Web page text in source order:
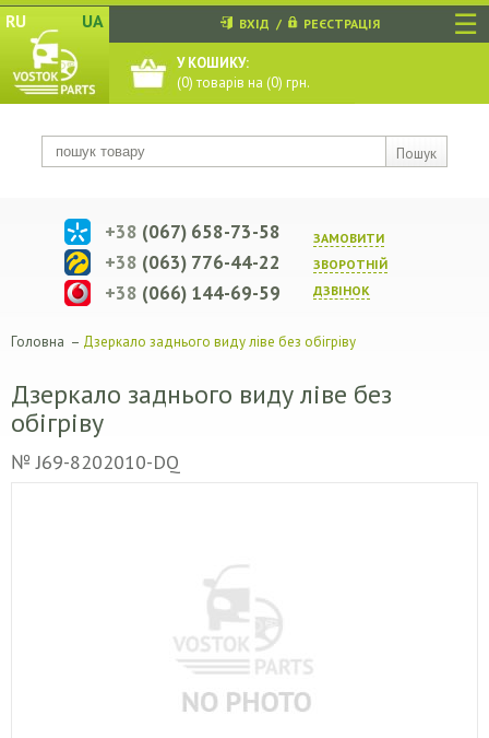
☰
RU UA
Пошук
ВХІД / РЕЄСТРАЦІЯ
У КОШИКУ:
(0) товарів на (0) грн.
ЗАМОВИТИ
ЗВОРОТНIЙ
ДЗВIНОК
+38 (067) 658-73-58
+38 (063) 776-44-22
+38 (066) 144-69-59
Головна – Дзеркало заднього виду ліве без обігріву
Дзеркало заднього виду ліве без
обігріву
№ J69-8202010-DQ